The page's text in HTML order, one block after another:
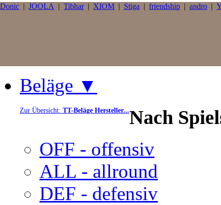
Donic | JOOLA | Tibhar| XIOM | Stiga | friendship | andro |
Beläge ▼
Zur Übersicht: TT-Beläge Hersteller...Nach
OFF - offensiv
ALL - allround
DEF - defensiv